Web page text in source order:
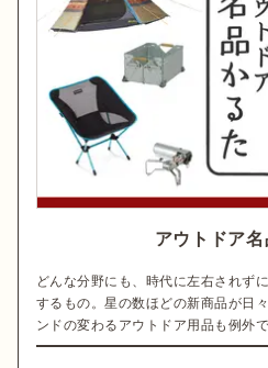
アウトドア
どんな分野にも、時代に左右されず
するもの。星の数ほどの新商品が日
ンドの変わるアウトドア用品も例外
て多くのキャンパーに愛用され続け